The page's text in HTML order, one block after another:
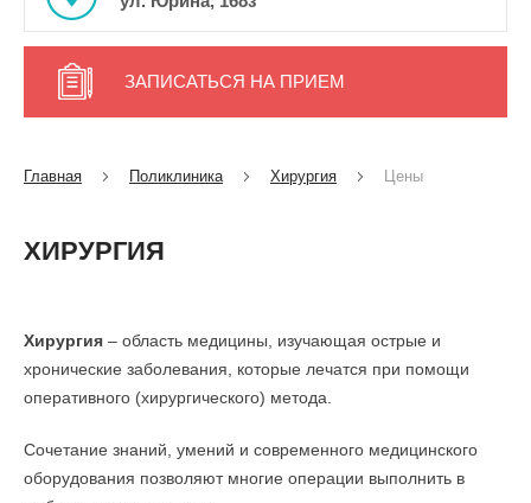
ЗАПИСАТЬСЯ НА ПРИЕМ
Главная Поликлиника Хирургия Цены
ХИРУРГИЯ
Хирургия – область медицины, изучающая острые и
хронические заболевания, которые лечатся при помощи
оперативного (хирургического) метода.
Сочетание знаний, умений и современного медицинского
оборудования позволяют многие операции выполнить в